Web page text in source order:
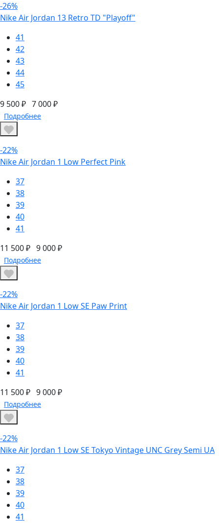
-26%
Nike Air Jordan 13 Retro TD "Playoff"
41
42
43
44
45
9 500 ₽ 7 000 ₽
Подробнее
-22%
Nike Air Jordan 1 Low Perfect Pink
37
38
39
40
41
11 500 ₽ 9 000 ₽
Подробнее
-22%
Nike Air Jordan 1 Low SE Paw Print
37
38
39
40
41
11 500 ₽ 9 000 ₽
Подробнее
-22%
Nike Air Jordan 1 Low SE Tokyo Vintage UNC Grey Semi UA
37
38
39
40
41